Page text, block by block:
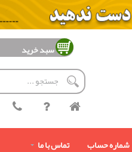
سبد خرید
شماره حساب تماس با ما